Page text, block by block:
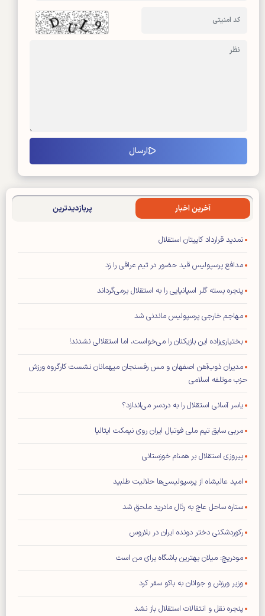
آخرین اخبار پربازدیدترین
تمدید قرارداد کاپیتان استقلال
مدافع پرسپولیس قید حضور در تیم عراقی را زد
پنجره بسته گلر اسپانیایی را به استقلال برمی‌گرداند
مهاجم خارجی پرسپولیس ماندنی شد
بختیاری‌زاده این بازیکنان را می‌خواست، اما استقلالی نشدند!
مدیران ذوب‌آهن اصفهان و مس رفسنجان میهمانان نشست کارگروه ورزش
حزب موتلفه اسلامی
یاسر آسانی استقلال را به دردسر می‌اندازد؟
مربی سابق تیم ملی فوتبال ایران روی نیمکت ایتالیا
پیروزی استقلال بر همنام خوزستانی
امید عالیشاه از پرسپولیسی‌ها حلالیت طلبید
ستاره ساحل عاج به رئال مادرید ملحق شد
رکوردشکنی دختر دونده ایران در بلاروس
مودریچ: میلان بهترین باشگاه برای من است
وزیر ورزش و جوانان به باکو سفر کرد
پنجره نقل و انتقالات استقلال باز نشد